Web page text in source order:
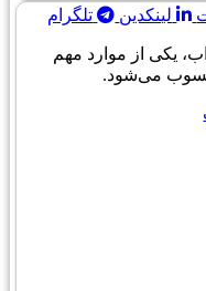
لینکدین تلگرام
یکی از موارد مهم
می‌شود.